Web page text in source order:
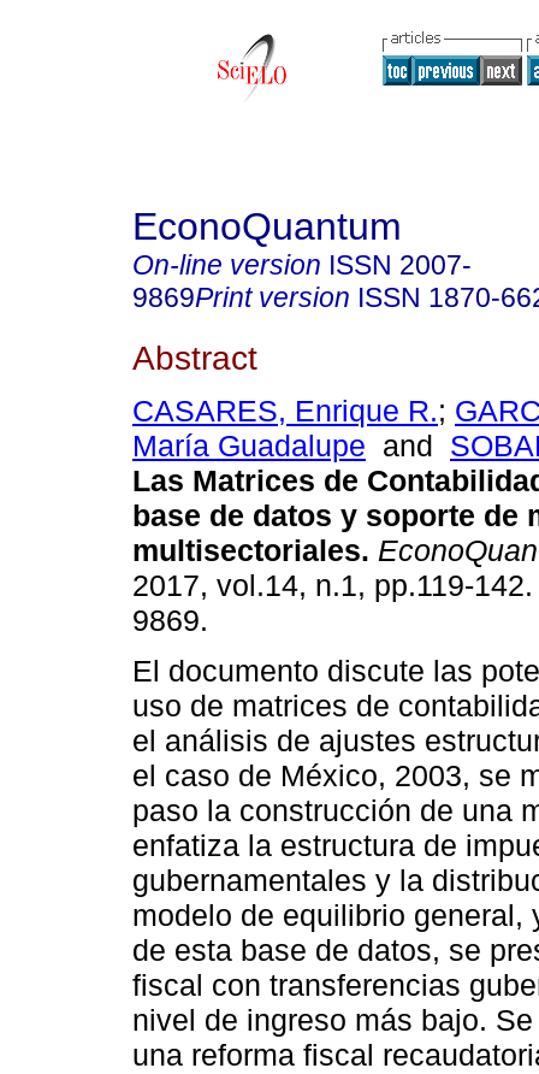
EconoQuantum
On-line version ISSN 2007-
9869Print version ISSN 1870-
Abstract
CASARES, Enrique R.;
María Guadalupe and
Las Matrices de
base de datos y soporte de
multisectoriales.
2017, vol.14, n.1, pp.119-
9869.
El documento discute las
uso de matrices de
el análisis de ajustes
el caso de México, 2003, se
paso la construcción de una
enfatiza la estructura de
gubernamentales y la
modelo de equilibrio
de esta base de datos, se
fiscal con transferencias
nivel de ingreso más bajo.
una reforma fiscal